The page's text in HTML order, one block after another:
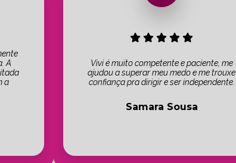
A
a
Vivi é muito competente e paciente, me
ajudou a superar meu medo e me trouxe
confiança pra dirigir e ser independente.
Samara Sousa